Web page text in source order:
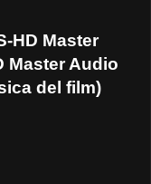
HD Master
Master Audio
del film)